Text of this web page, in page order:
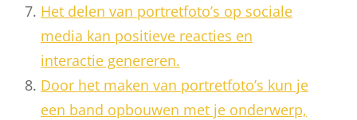
Het delen van portretfoto’s op sociale
media kan positieve reacties en
interactie genereren.
Door het maken van portretfoto’s kun je
een band opbouwen met je onderwerp,